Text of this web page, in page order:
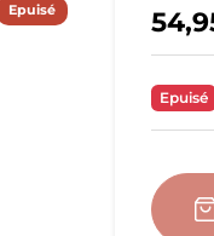
Epuisé
Epuisé